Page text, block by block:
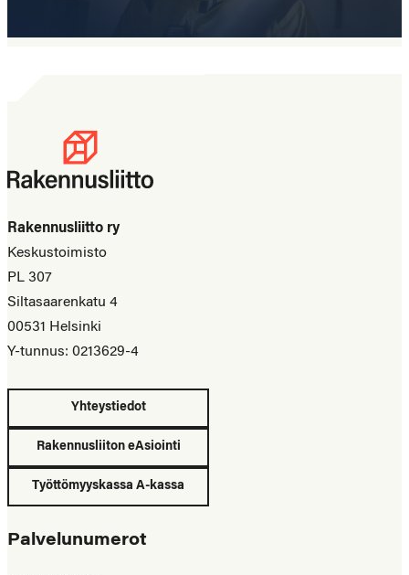
Rakennusliitto ry
Keskustoimisto
PL 307
Siltasaarenkatu 4
00531 Helsinki
Y-tunnus: 0213629-4
Yhteystiedot
Rakennusliiton eAsiointi
Työttömyyskassa A-kassa
Palvelunumerot